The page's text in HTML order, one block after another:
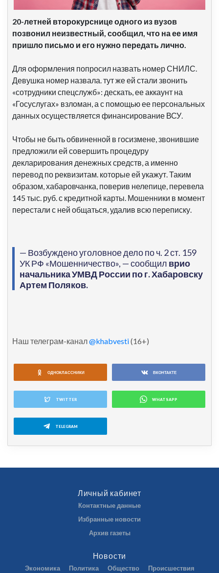
20-летней второкурсницеодного из вузов
позвонил неизвестный, сообщил, что на ее имя
пришло письмо и его нужно передать лично.
Для оформления попросил назвать номер СНИЛС.
Девушка номер назвала. тут же ей стали звонить
«сотрудники спецслужб»: дескать, ее аккаунт на
«Госуслугах» взломан, а с помощью ее персональных
данных осуществляется финансирование ВСУ.
Чтобы не быть обвиненной в госизмене, звонившие
предложили ей совершить процедуру
декларирования денежных средств, а именно
перевод по реквизитам. которые ей укажут. Таким
образом, хабаровчанка, поверив нелепице, перевела
145 тыс. руб. с кредитной карты. Мошенники в момент
перестали с ней общаться, удалив всю переписку.
— Возбуждено уголовное дело по ч. 2 ст. 159
УК РФ «Мошенничество», — сообщил врио
начальника УМВД России по г. Хабаровску
Артем Поляков.
Наш телеграм-канал@khabvesti(16+)
ОДНОКЛАССНИКИ ВКОНТАКТЕ
TWITTER WHATSAPP
TELEGRAM
Личный кабинет
Контактные данные
Избранные новости
Архив газеты
Новости
Экономика Политика Общество
Происшествия